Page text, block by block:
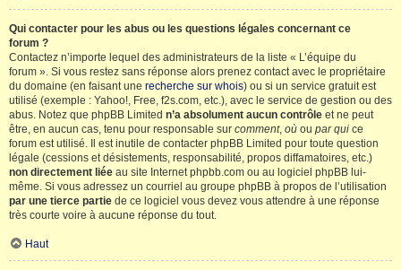
Qui contacter pour les abus ou les questions légales concernant ce
forum ?
Contactez n’importe lequel des administrateurs de la liste « L’équipe du
forum ». Si vous restez sans réponse alors prenez contact avec le propriétaire
du domaine (en faisant une recherche sur whois) ou si un service gratuit est
utilisé (exemple : Yahoo!, Free, f2s.com, etc.), avec le service de gestion ou des
abus. Notez que phpBB Limited n’a absolument aucun contrôle et ne peut
être, en aucun cas, tenu pour responsable sur comment, où ou par qui ce
forum est utilisé. Il est inutile de contacter phpBB Limited pour toute question
légale (cessions et désistements, responsabilité, propos diffamatoires, etc.)
non directement liée au site Internet phpbb.com ou au logiciel phpBB lui-
même. Si vous adressez un courriel au groupe phpBB à propos de l’utilisation
par une tierce partie de ce logiciel vous devez vous attendre à une réponse
très courte voire à aucune réponse du tout.
Haut